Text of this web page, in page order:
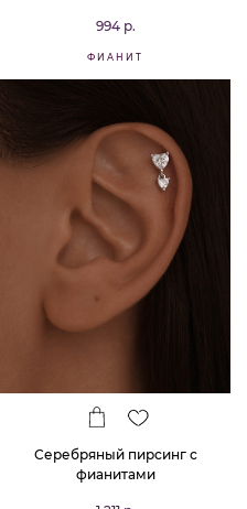
994 р.
ФИАНИТ
Серебряный пирсинг с
фианитами